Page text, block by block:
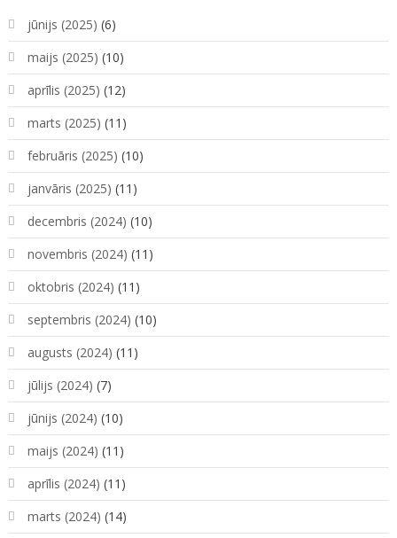
jūnijs (2025) (6)
maijs (2025) (10)
aprīlis (2025) (12)
marts (2025) (11)
februāris (2025) (10)
janvāris (2025) (11)
decembris (2024) (10)
novembris (2024) (11)
oktobris (2024) (11)
septembris (2024) (10)
augusts (2024) (11)
jūlijs (2024) (7)
jūnijs (2024) (10)
maijs (2024) (11)
aprīlis (2024) (11)
marts (2024) (14)